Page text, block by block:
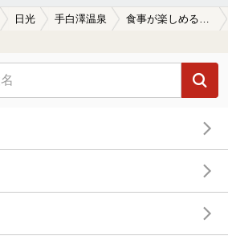
日光 手白澤温泉 食事が楽しめる手白澤温泉の温泉、日帰り温泉、スーパー銭湯おすすめ